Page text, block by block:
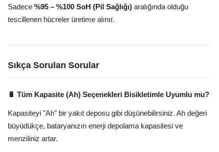
Sadece %95 – %100 SoH (Pil Sağlığı) aralığında olduğu
tescillenen hücreler üretime alınır.
Sıkça Sorulan Sorular
🔋 Tüm Kapasite (Ah) Seçenekleri Bisikletimle Uyumlu mu?
Kapasiteyi "Ah" bir yakıt deposu gibi düşünebilirsiniz. Ah değeri
büyüdükçe, bataryanızın enerji depolama kapasitesi ve
menziliniz artar.